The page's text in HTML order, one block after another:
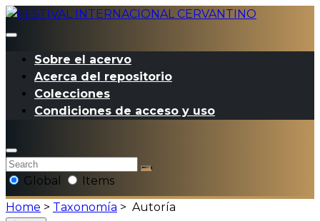
Sobre el acervo
Acerca del repositorio
Colecciones
Condiciones de acceso y uso
Global
Items
Home > Taxonomía > Autoría